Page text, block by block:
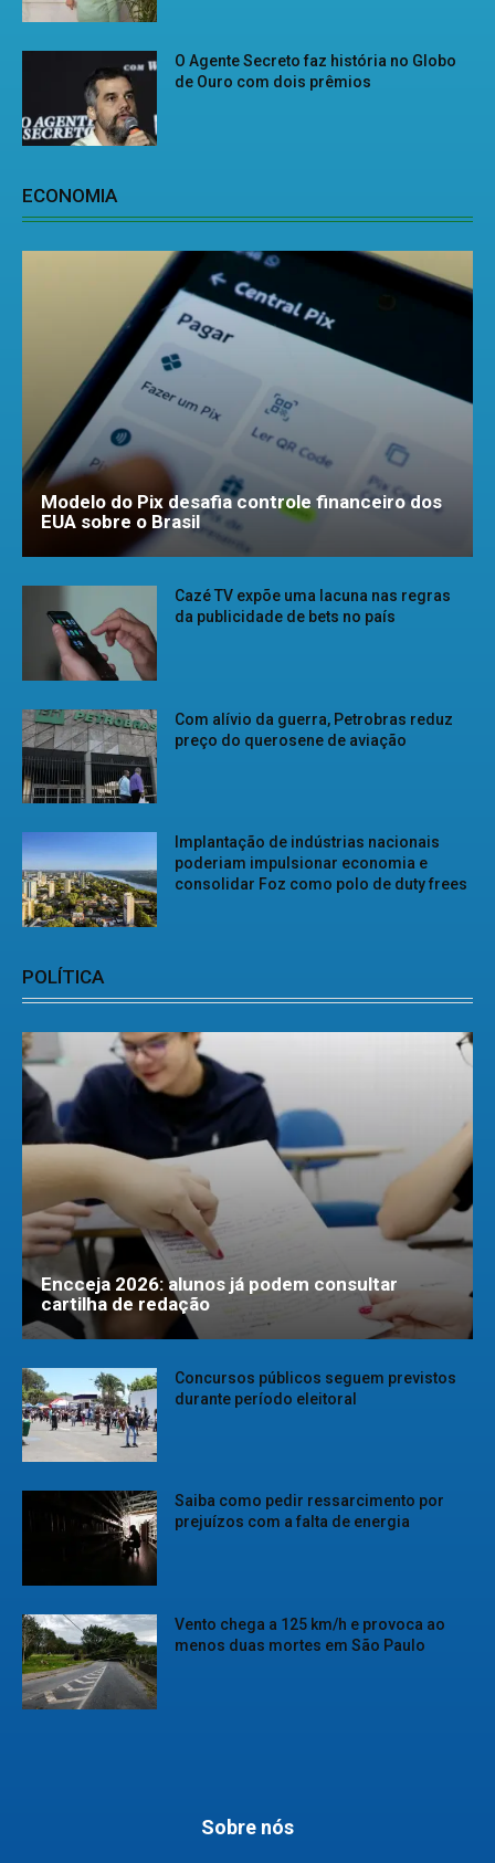
O Agente Secreto faz história no Globo
de Ouro com dois prêmios
ECONOMIA
Modelo do Pix desafia controle financeiro dos
EUA sobre o Brasil
Cazé TV expõe uma lacuna nas regras
da publicidade de bets no país
Com alívio da guerra, Petrobras reduz
preço do querosene de aviação
Implantação de indústrias nacionais
poderiam impulsionar economia e
consolidar Foz como polo de duty frees
POLÍTICA
Encceja 2026: alunos já podem consultar
cartilha de redação
Concursos públicos seguem previstos
durante período eleitoral
Saiba como pedir ressarcimento por
prejuízos com a falta de energia
Vento chega a 125 km/h e provoca ao
menos duas mortes em São Paulo
Sobre nós